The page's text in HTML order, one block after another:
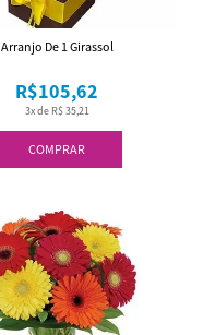
COMPRAR
3x de R$ 35,21
R$105,62
Arranjo De 1 Girassol